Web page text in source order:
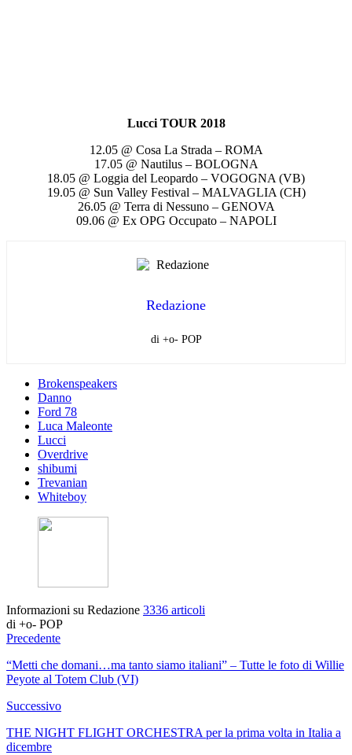
Lucci TOUR 2018
12.05 @ Cosa La Strada – ROMA
17.05 @ Nautilus – BOLOGNA
18.05 @ Loggia del Leopardo – VOGOGNA (VB)
19.05 @ Sun Valley Festival – MALVAGLIA (CH)
26.05 @ Terra di Nessuno – GENOVA
09.06 @ Ex OPG Occupato – NAPOLI
Redazione
di +o- POP
Brokenspeakers
Danno
Ford 78
Luca Maleonte
Lucci
Overdrive
shibumi
Trevanian
Whiteboy
Informazioni su Redazione 3336 articoli
di +o- POP
Precedente
“Metti che domani…ma tanto siamo italiani” – Tutte le foto di Willie
Peyote al Totem Club (VI)
Successivo
THE NIGHT FLIGHT ORCHESTRA per la prima volta in Italia a
dicembre